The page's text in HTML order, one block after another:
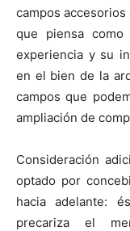
campos
que piensa
experiencia y su
en el bien de la
campos que
ampliación de
Consideración
optado por
hacia adelante:
precariza el